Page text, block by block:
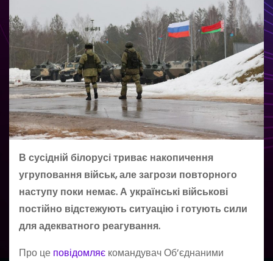
В сусідній білорусі триває накопичення
угруповання військ, але загрози повторного
наступу поки немає. А українські військові
постійно відстежують ситуацію і готують сили
для адекватного реагування.
Про це повідомляє командувач Об’єднаними